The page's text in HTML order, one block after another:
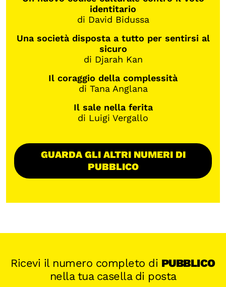
identitario
di David Bidussa
Una società disposta a tutto per sentirsi al
sicuro
di Djarah Kan
Il coraggio della complessità
di Tana Anglana
Il sale nella ferita
di Luigi Vergallo
GUARDA GLI ALTRI NUMERI DI
PUBBLICO
Ricevi il numero completo di PUBBLICO
nella tua casella di posta